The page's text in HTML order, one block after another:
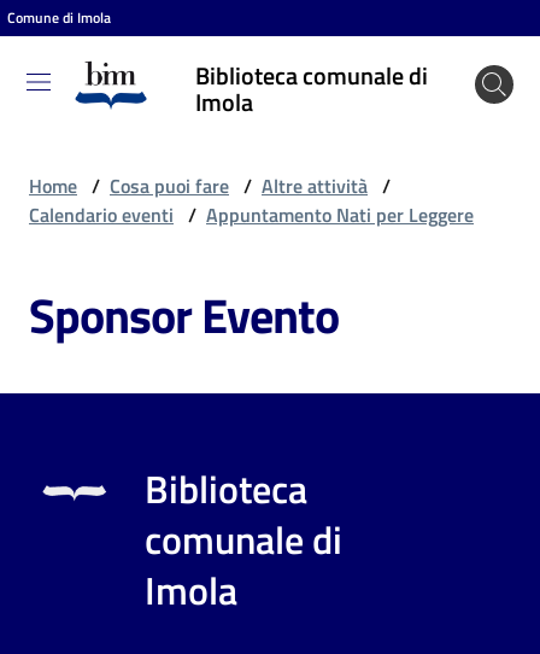
Vai al contenuto
Vai alla navigazione
Vai al footer
Comune di Imola
Biblioteca comunale di
Imola
Biblioteca
comunale
puoi
Home / Cosa puoi fare / Altre attività /
Calendario eventi / Appuntamento Nati per Leggere
Sponsor Evento
Biblioteca
comunale di
Imola